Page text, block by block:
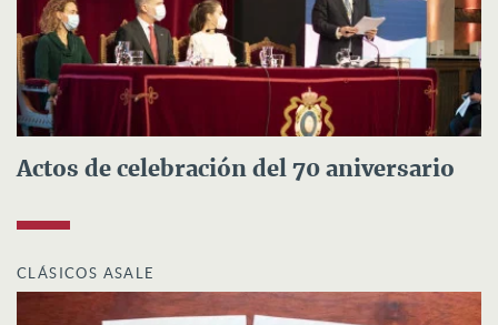
Actos de celebración del 70 aniversario
CLÁSICOS ASALE